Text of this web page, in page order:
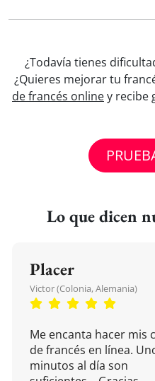
¿Todavía tienes
¿Quieres mejorar tu
de francés onliney recibe
Lo que dicen
Placer
Victor (Colonia, Alemania)
Me encanta hacer mis
de francés en línea.
minutos al día son